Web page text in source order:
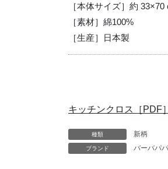
［本体サイズ］約 33×70
［素材］綿100%
［生産］日本製
キッチンクロス［PDF
種類 新柄
ブランド バーバパパ